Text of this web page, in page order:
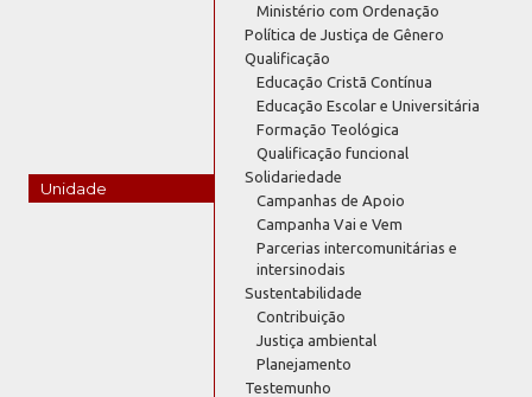
Unidade
Ministério com Ordenação
Política de Justiça de Gênero
Qualificação
Educação Cristã Contínua
Educação Escolar e Universitária
Formação Teológica
Qualificação funcional
Solidariedade
Campanhas de Apoio
Campanha Vai e Vem
Parcerias intercomunitárias e
intersinodais
Sustentabilidade
Contribuição
Justiça ambiental
Planejamento
Testemunho